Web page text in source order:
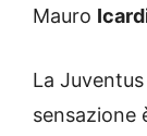
Mauro
La
sensazione